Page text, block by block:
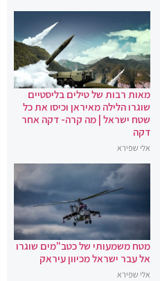
מאות רבות של טילים בליסטיים
שוגרו הלילה מאיראן וכיסו את כל
שטח ישראל | מה קרה- דקה אחר
דקה
אלי שפירא
מטח משמעותי של כטב"מים שוגרו
אל עבר ישראל מכיוון עיראק
אלי שפירא